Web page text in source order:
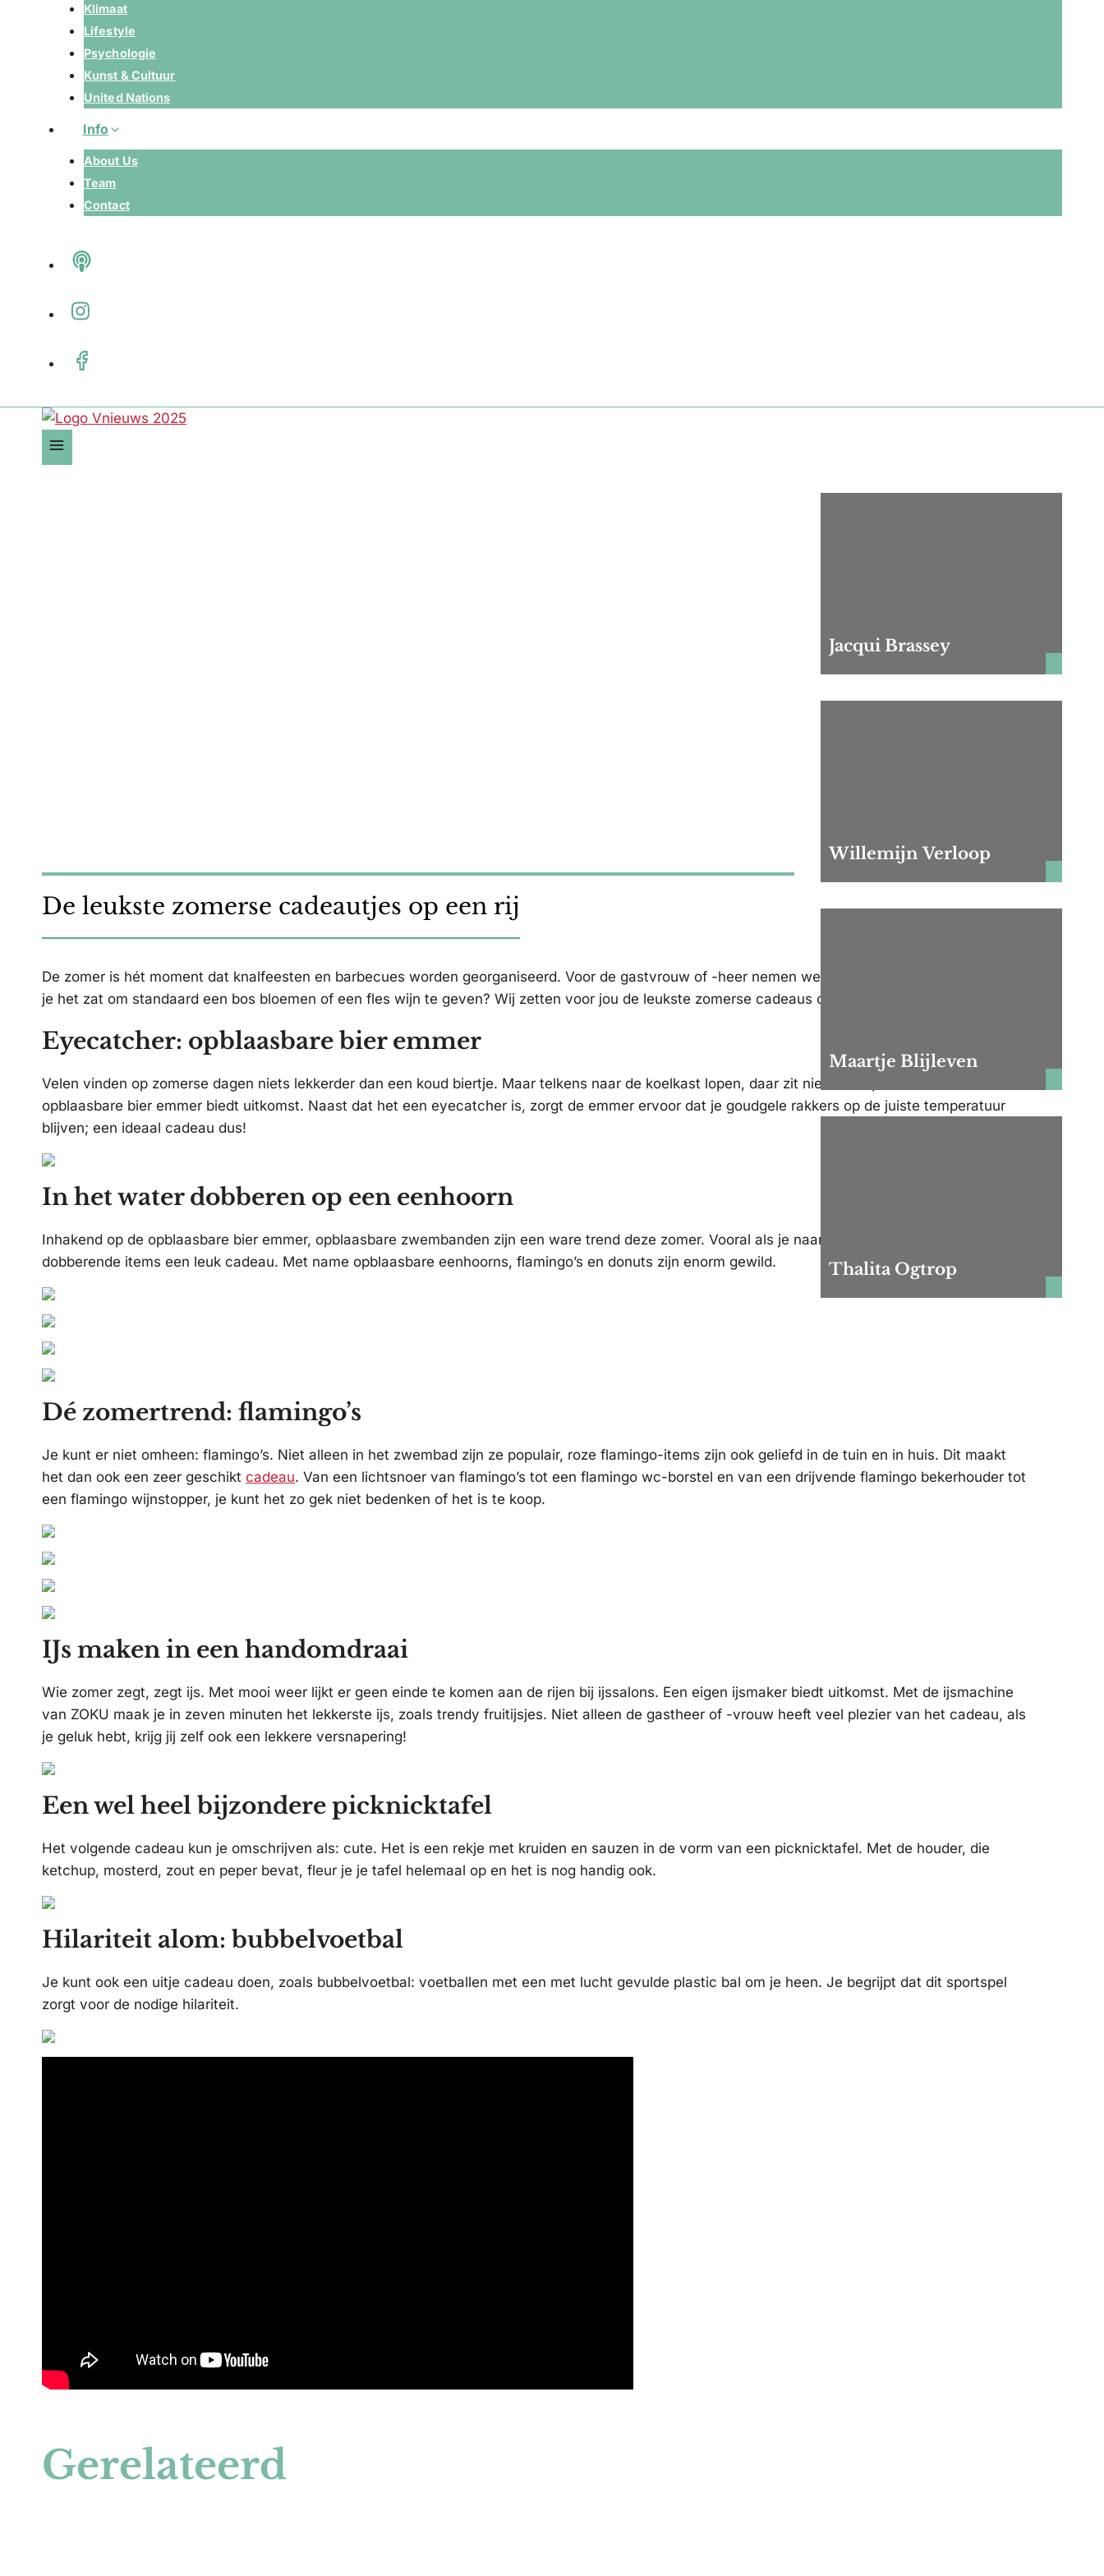
Klimaat
Lifestyle
Psychologie
Kunst & Cultuur
United Nations
Info
About Us
Team
Contact
De leukste zomerse cadeautjes op een rij
De zomer is hét moment dat knalfeesten en barbecues worden georganiseerd. Voor de gastvrouw of -heer nemen we vaak een presentje mee. Ben
je het zat om standaard een bos bloemen of een fles wijn te geven? Wij zetten voor jou de leukste zomerse cadeaus op een rij.
Eyecatcher: opblaasbare bier emmer
Velen vinden op zomerse dagen niets lekkerder dan een koud biertje. Maar telkens naar de koelkast lopen, daar zit niemand op te wachten. Een
opblaasbare bier emmer biedt uitkomst. Naast dat het een eyecatcher is, zorgt de emmer ervoor dat je goudgele rakkers op de juiste temperatuur
blijven; een ideaal cadeau dus!
In het water dobberen op een eenhoorn
Inhakend op de opblaasbare bier emmer, opblaasbare zwembanden zijn een ware trend deze zomer. Vooral als je naar een
dobberende items een leuk cadeau. Met name opblaasbare eenhoorns, flamingo’s en donuts zijn enorm gewild.
Dé zomertrend: flamingo’s
Je kunt er niet omheen: flamingo’s. Niet alleen in het zwembad zijn ze populair, roze flamingo-items zijn ook geliefd in de tuin en in huis. Dit maakt
het dan ook een zeer geschikt cadeau. Van een lichtsnoer van flamingo’s tot een flamingo wc-borstel en van een drijvende flamingo bekerhouder tot
een flamingo wijnstopper, je kunt het zo gek niet bedenken of het is te koop.
IJs maken in een handomdraai
Wie zomer zegt, zegt ijs. Met mooi weer lijkt er geen einde te komen aan de rijen bij ijssalons. Een eigen ijsmaker biedt uitkomst. Met de ijsmachine
van ZOKU maak je in zeven minuten het lekkerste ijs, zoals trendy fruitijsjes. Niet alleen de gastheer of -vrouw heeft veel plezier van het cadeau, als
je geluk hebt, krijg jij zelf ook een lekkere versnapering!
Een wel heel bijzondere picknicktafel
Het volgende cadeau kun je omschrijven als: cute. Het is een rekje met kruiden en sauzen in de vorm van een picknicktafel. Met de houder, die
ketchup, mosterd, zout en peper bevat, fleur je je tafel helemaal op en het is nog handig ook.
Hilariteit alom: bubbelvoetbal
Je kunt ook een uitje cadeau doen, zoals bubbelvoetbal: voetballen met een met lucht gevulde plastic bal om je heen. Je begrijpt dat dit sportspel
zorgt voor de nodige hilariteit.
Jacqui Brassey
Willemijn Verloop
Maartje Blijleven
Thalita Ogtrop
Gerelateerd